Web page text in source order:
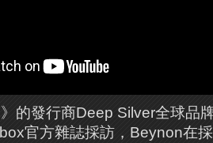
》的發行商Deep Silver全球品
官方雜誌採訪，Beynon在